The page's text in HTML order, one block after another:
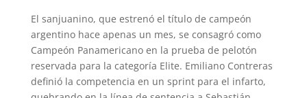
El sanjuanino, que estrenó el título de campeón
argentino hace apenas un mes, se consagró como
Campeón Panamericano en la prueba de pelotón
reservada para la categoría Elite. Emiliano Contreras
definió la competencia en un sprint para el infarto,